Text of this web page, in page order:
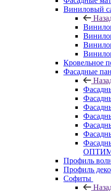
Виниловый
Кровельное
Фасадные
Профиль
Профиль
Софиты